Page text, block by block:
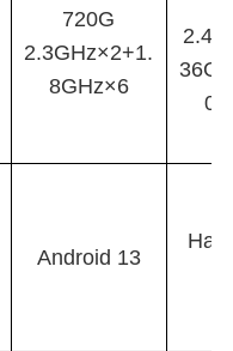
720G
2.3GHz×2+1.
8GHz×6
0
Android 13